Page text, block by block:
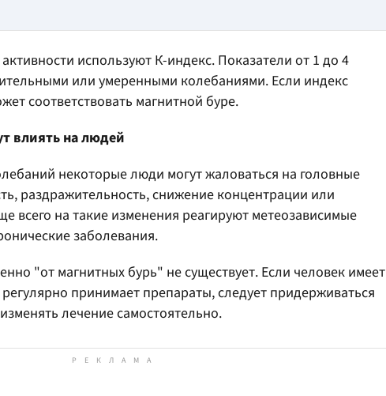
используют К-индекс. Показатели от 1 до 4
или умеренными колебаниями. Если индекс
соответствовать магнитной буре.
влиять на людей
некоторые люди могут жаловаться на головные
раздражительность, снижение концентрации или
всего на такие изменения реагируют метеозависимые
заболевания.
"от магнитных бурь" не существует. Если человек имеет
принимает препараты, следует придерживаться
лечение самостоятельно.